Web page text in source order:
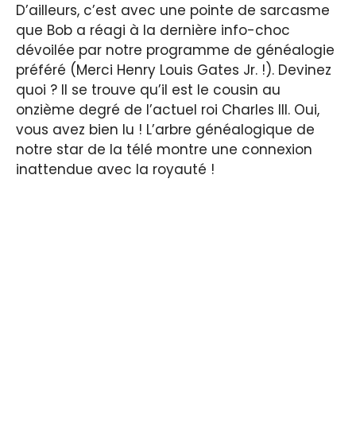
D’ailleurs, c’est avec une pointe de sarcasme
que Bob a réagi à la dernière info-choc
dévoilée par notre programme de généalogie
préféré (Merci Henry Louis Gates Jr. !). Devinez
quoi ? Il se trouve qu’il est le cousin au
onzième degré de l’actuel roi Charles III. Oui,
vous avez bien lu ! L’arbre généalogique de
notre star de la télé montre une connexion
inattendue avec la royauté !